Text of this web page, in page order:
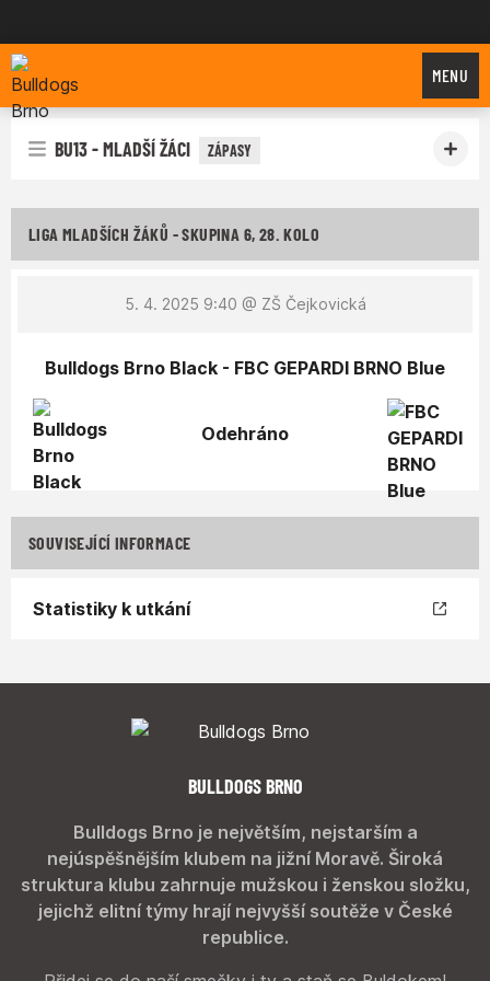
Bulldogs Brno
MENU
BU13 - MLADŠÍ ŽÁCI ZÁPASY
LIGA MLADŠÍCH ŽÁKŮ - SKUPINA 6, 28. KOLO
5. 4. 2025 9:40 @ ZŠ Čejkovická
Bulldogs Brno Black - FBC GEPARDI BRNO Blue
Odehráno
SOUVISEJÍCÍ INFORMACE
Statistiky k utkání
BULLDOGS BRNO
Bulldogs Brno je největším, nejstarším a
nejúspěšnějším klubem na jižní Moravě. Široká
struktura klubu zahrnuje mužskou i ženskou složku,
jejichž elitní týmy hrají nejvyšší soutěže v České
republice.